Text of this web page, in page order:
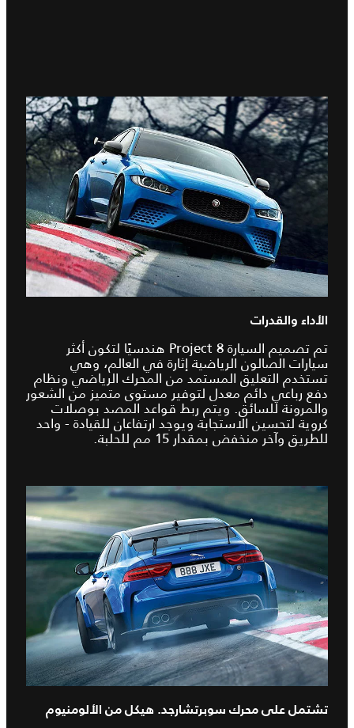
الأداء والقدرات
تم تصميم السيارة Project 8 هندسيًا لتكون أكثر
سيارات الصالون الرياضية إثارة في العالم، وهي
تستخدم التعليق المستمد من المحرك الرياضي ونظام
دفع رباعي دائم معدل لتوفير مستوى متميز من الشعور
والمرونة للسائق. ويتم ربط قواعد المصد بوصلات
كروية لتحسين الاستجابة ويوجد ارتفاعان للقيادة - واحد
للطريق وآخر منخفض بمقدار 15 مم للحلبة.
تشتمل على محرك سوبرتشارجد. هيكل من الألومنيوم